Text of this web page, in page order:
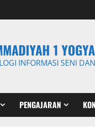
1
INFORMASI SENI
PENGAJARAN